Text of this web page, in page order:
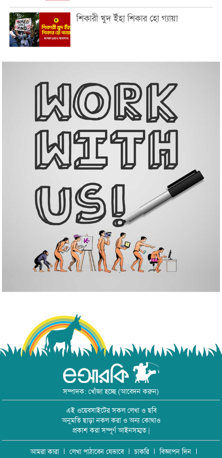
শিকারী খুদ ইঁহা শিকার হো গ্যায়া
সম্পাদক: খোঁজা হচ্ছে (আবেদন করুন)
এই ওয়েবসাইটের সকল লেখা ও ছবি
অনুমতি ছাড়া নকল করা ও অন্য কোথাও
প্রকাশ করা সম্পূর্ণ আইনসম্মত |
আমরা কারা লেখা পাঠাবেন যেভাবে চাকরি বিজ্ঞাপন দিন